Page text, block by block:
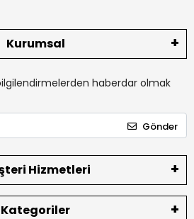
zamanlı verilerle sistemini daha
ve gelişmiş koruma özellikleriyle her
uyum sağlayacak şekilde seçilmiştir.
verimliliğini artırmak ve güneş
sağlamak istiyorsanız,
ihtiyacınıza en uygun şarj
Kurumsal
haberdar olmak
Gönder
Hizmetleri
Kategoriler